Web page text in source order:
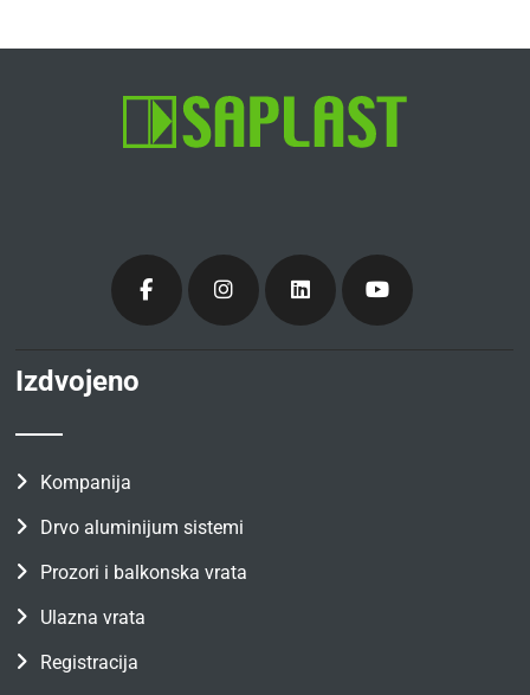
Izdvojeno
Kompanija
Drvo aluminijum sistemi
Prozori i balkonska vrata
Ulazna vrata
Registracija